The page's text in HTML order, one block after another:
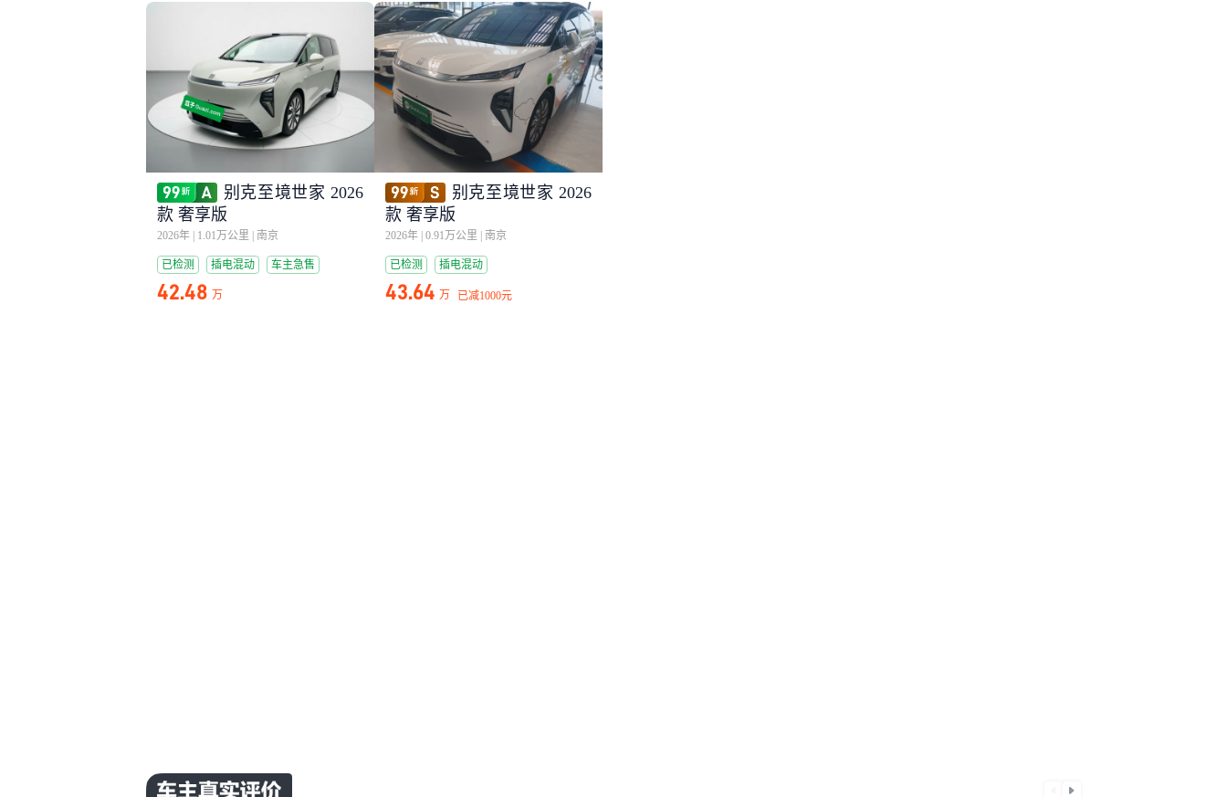
别克至境世家 2026
款 奢享版
2026年 1.01万公里 南京
已检测 插电混动 车主急售
42.48 万
别克至境世家 2026
款 奢享版
2026年 0.91万公里 南京
已检测 插电混动
43.64 万 已减1000元